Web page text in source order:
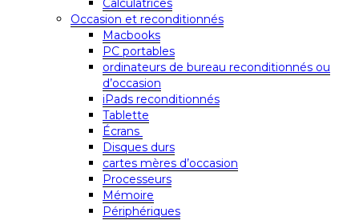
Calculatrices
Occasion et reconditionnés
Macbooks
PC portables
ordinateurs de bureau reconditionnés ou
d’occasion
iPads reconditionnés
Tablette
Écrans
Disques durs
cartes mères d’occasion
Processeurs
Mémoire
Périphériques